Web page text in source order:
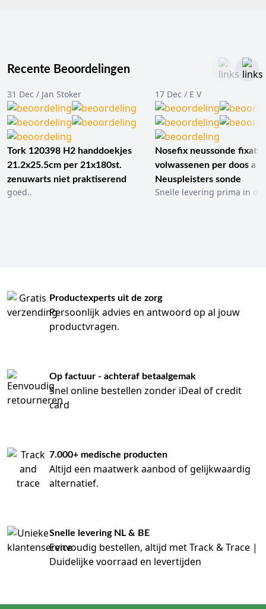
Recente Beoordelingen
31 Dec / Jan Stoker
Tork 120398 H2 handdoekjes
21.2x25.5cm per 21x180st.
zenuwarts niet praktiserend
goed..
17 Dec / E V
Nosefix neussonde
volwassenen per doos a
Neuspleisters sonde
Snelle levering prima in
Productexperts uit de zorg
Persoonlijk advies en antwoord op al jouw
productvragen.
Op factuur - achteraf betaalgemak
Snel online bestellen zonder iDeal of credit
card
7.000+ medische producten
Altijd een maatwerk aanbod of gelijkwaardig
alternatief.
Snelle levering NL & BE
Eenvoudig bestellen, altijd met Track & Trace |
Duidelijke voorraad en levertijden